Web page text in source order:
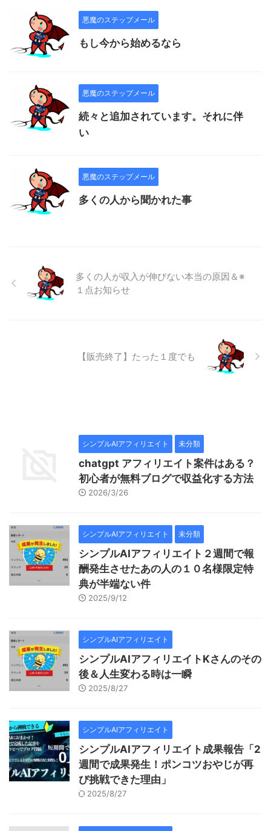
悪魔のステップメール
もし今から始めるなら
悪魔のステップメール
続々と追加されています。それに伴
い
悪魔のステップメール
多くの人から聞かれた事
多くの人が収入が伸びない本当の原因＆※
１点お知らせ
【販売終了】たった１度でも
シンプルAIアフィリエイト 未分類
chatgpt アフィリエイト案件はある？
初心者が無料ブログで収益化する方法
2026/3/26
シンプルAIアフィリエイト 未分類
シンプルAIアフィリエイト２週間で報
酬発生させたあの人の１０名様限定特
典が半端ない件
2025/9/12
シンプルAIアフィリエイト
シンプルAIアフィリエイトKさんのその
後＆人生変わる時は一瞬
2025/8/27
シンプルAIアフィリエイト
シンプルAIアフィリエイト成果報告「2
週間で成果発生！ポンコツおやじが再
び挑戦できた理由」
2025/8/27